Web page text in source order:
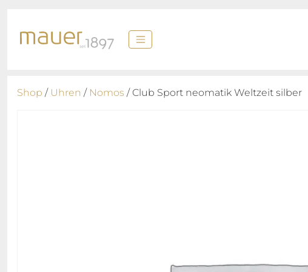
Shop / Uhren / Nomos / Club Sport neomatik Weltzeit silber